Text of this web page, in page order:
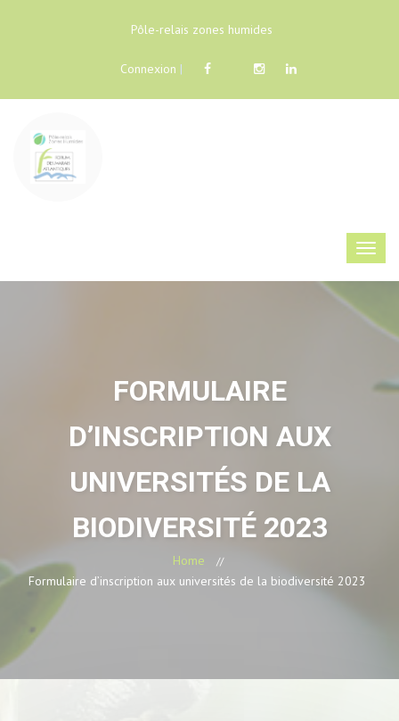
Pôle-relais zones humides
Connexion |
FORMULAIRE
D’INSCRIPTION AUX
UNIVERSITÉS DE LA
BIODIVERSITÉ 2023
Home
Formulaire d’inscription aux universités de la biodiversité 2023